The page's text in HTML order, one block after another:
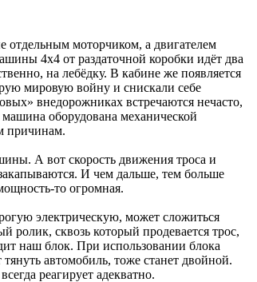
моторчиком, а двигателем
4х4 от раздаточной коробки идёт два
на лебёдку. В кабине же появляется
мировую войну и снискали себе
внедорожниках встречаются нечасто,
оборудована механической
причинам.
А вот скорость движения троса и
И чем дальше, тем больше
то огромная.
электрическую, может сложиться
ролик, сквозь который продевается трос,
наш блок. При использовании блока
автомобиль, тоже станет двойной.
реагирует адекватно.